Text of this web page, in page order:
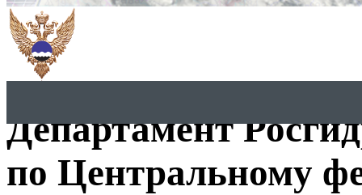
Департамент
по Центральному